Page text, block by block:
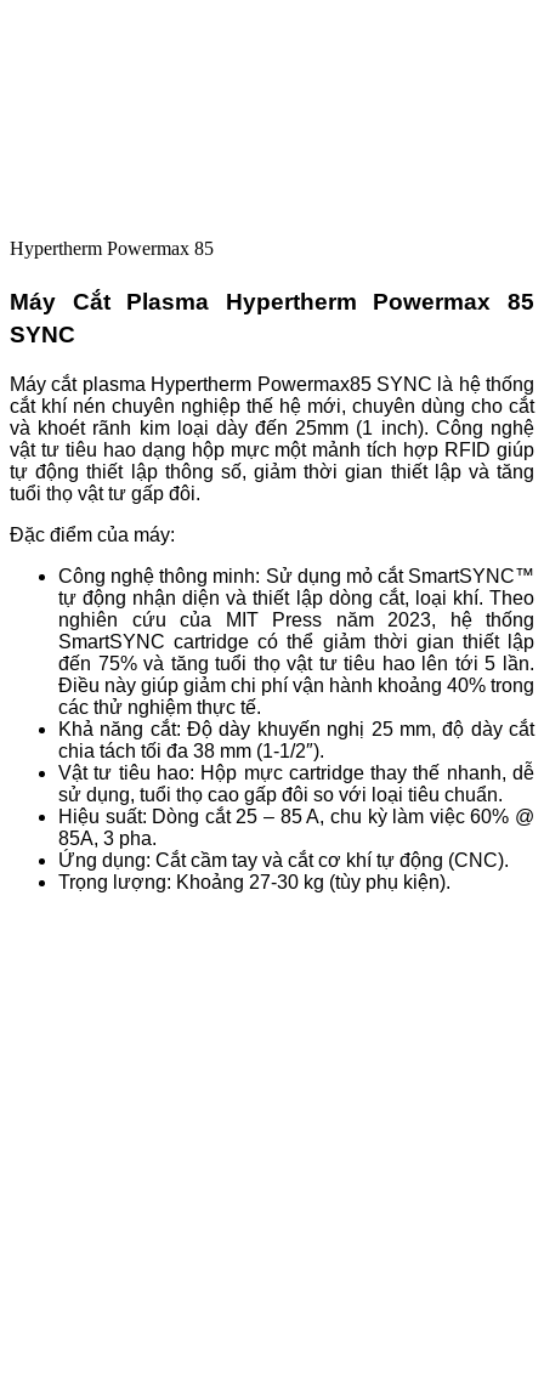
Hypertherm Powermax 85
Máy Cắt Plasma Hypertherm Powermax 85
SYNC
Máy cắt plasma Hypertherm Powermax85 SYNC là hệ thống
cắt khí nén chuyên nghiệp thế hệ mới, chuyên dùng cho cắt
và khoét rãnh kim loại dày đến 25mm (1 inch). Công nghệ
vật tư tiêu hao dạng hộp mực một mảnh tích hợp RFID giúp
tự động thiết lập thông số, giảm thời gian thiết lập và tăng
tuổi thọ vật tư gấp đôi.
Đặc điểm của máy:
Công nghệ thông minh: Sử dụng mỏ cắt SmartSYNC™
tự động nhận diện và thiết lập dòng cắt, loại khí. Theo
nghiên cứu của MIT Press năm 2023, hệ thống
SmartSYNC cartridge có thể giảm thời gian thiết lập
đến 75% và tăng tuổi thọ vật tư tiêu hao lên tới 5 lần.
Điều này giúp giảm chi phí vận hành khoảng 40% trong
các thử nghiệm thực tế.
Khả năng cắt: Độ dày khuyến nghị 25 mm, độ dày cắt
chia tách tối đa 38 mm (1-1/2″).
Vật tư tiêu hao: Hộp mực cartridge thay thế nhanh, dễ
sử dụng, tuổi thọ cao gấp đôi so với loại tiêu chuẩn.
Hiệu suất: Dòng cắt 25 – 85 A, chu kỳ làm việc 60% @
85A, 3 pha.
Ứng dụng: Cắt cầm tay và cắt cơ khí tự động (CNC).
Trọng lượng: Khoảng 27-30 kg (tùy phụ kiện).